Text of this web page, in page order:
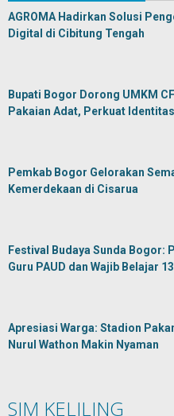
AGROMA Hadirkan Solusi
Digital di Cibitung Tengah
Bupati Bogor Dorong UMKM
Pakaian Adat, Perkuat
Pemkab Bogor Gelorakan
Kemerdekaan di Cisarua
Festival Budaya Sunda Bogor:
Guru PAUD dan Wajib Belajar
Apresiasi Warga: Stadion
Nurul Wathon Makin Nyaman
SIM KELILING